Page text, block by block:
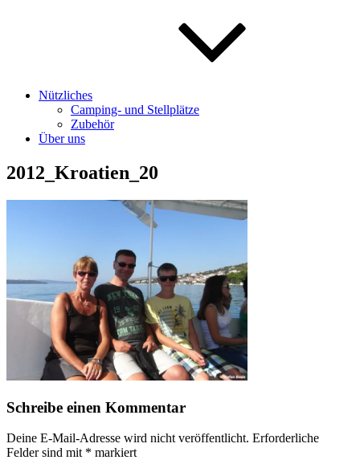
Nützliches
Camping- und Stellplätze
Zubehör
Über uns
2012_Kroatien_20
Schreibe einen Kommentar
Deine E-Mail-Adresse wird nicht veröffentlicht. Erforderliche
Felder sind mit * markiert